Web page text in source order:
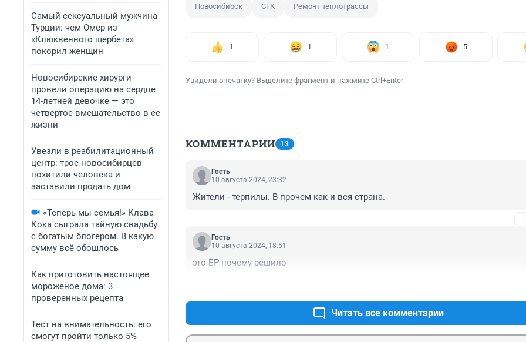
Самый сексуальный мужчина
Турции: чем Омер из
«Клюквенного щербета»
покорил женщин
Новосибирские хирурги
провели операцию на сердце
14-летней девочке — это
четвертое вмешательство в ее
жизни
Увезли в реабилитационный
центр: трое новосибирцев
похитили человека и
заставили продать дом
«Теперь мы семья!» Клава
Кока сыграла тайную свадьбу
с богатым блогером. В какую
сумму всё обошлось
Как приготовить настоящее
мороженое дома: 3
проверенных рецепта
Тест на внимательность: его
смогут пройти только 5%
Новосибирск СГК Ремонт теплотрассы
1 1 1 5
Увидели опечатку? Выделите фрагмент и нажмите Ctrl+Enter
КОММЕНТАРИИ 13
Гость
10 августа 2024, 23:32
Жители - терпилы. В прочем как и вся страна.
Гость
10 августа 2024, 18:51
это ЕР почему решило
Читать все комментарии